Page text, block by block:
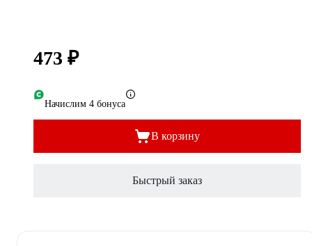
473 ₽
Начислим 4 бонуса
В корзину
Быстрый заказ